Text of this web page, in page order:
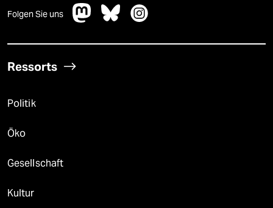
Folgen Sie uns
Ressorts
Politik
Öko
Gesellschaft
Kultur